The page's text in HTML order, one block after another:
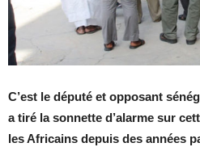
C’est le député et opposant
a tiré la sonnette d’alarme sur
les Africains depuis des années